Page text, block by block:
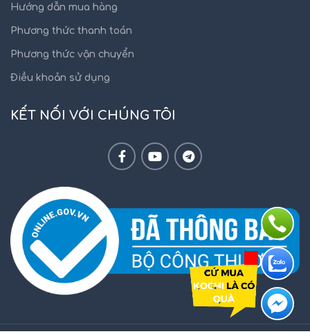
Hướng dẫn mua hàng
Phương thức thanh toán
Phương thức vận chuyển
Điều khoản sử dụng
KẾT NỐI VỚI CHÚNG TÔI